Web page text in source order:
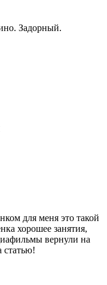
Задорный.
для меня это такой
хорошее занятия,
вернули на
статью!